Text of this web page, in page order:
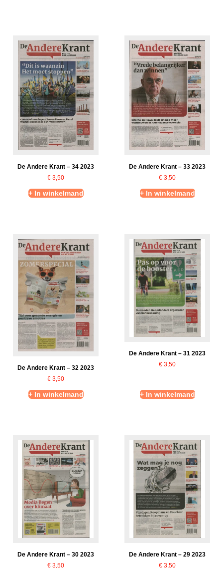
De Andere Krant – 34 2023
€ 3,50
+ In winkelmand
De Andere Krant – 33 2023
€ 3,50
+ In winkelmand
De Andere Krant – 32 2023
€ 3,50
+ In winkelmand
De Andere Krant – 31 2023
€ 3,50
+ In winkelmand
De Andere Krant – 30 2023
€ 3,50
De Andere Krant – 29 2023
€ 3,50